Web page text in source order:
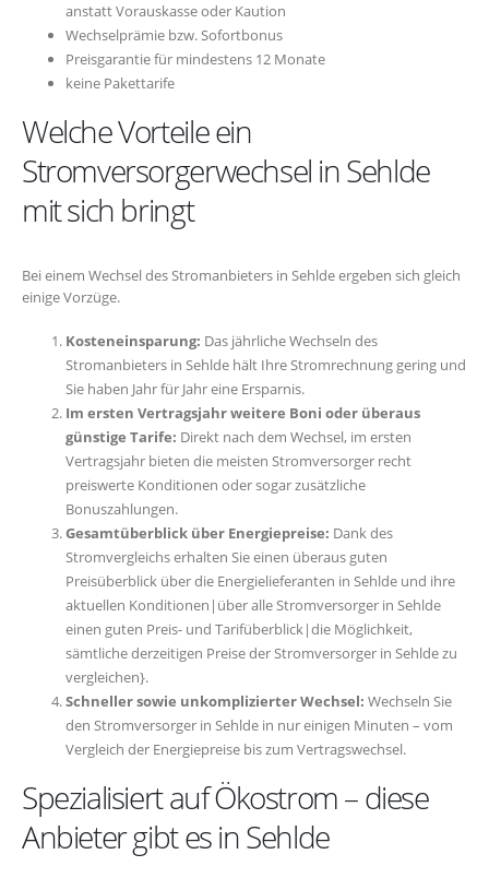
anstatt Vorauskasse oder Kaution
Wechselprämie bzw. Sofortbonus
Preisgarantie für mindestens 12 Monate
keine Pakettarife
Welche Vorteile ein
Stromversorgerwechsel in Sehlde
mit sich bringt
Bei einem Wechsel des Stromanbieters in Sehlde ergeben sich gleich
einige Vorzüge.
Kosteneinsparung: Das jährliche Wechseln des
Stromanbieters in Sehlde hält Ihre Stromrechnung gering und
Sie haben Jahr für Jahr eine Ersparnis.
Im ersten Vertragsjahr weitere Boni oder überaus
günstige Tarife: Direkt nach dem Wechsel, im ersten
Vertragsjahr bieten die meisten Stromversorger recht
preiswerte Konditionen oder sogar zusätzliche
Bonuszahlungen.
Gesamtüberblick über Energiepreise: Dank des
Stromvergleichs erhalten Sie einen überaus guten
Preisüberblick über die Energielieferanten in Sehlde und ihre
aktuellen Konditionen|über alle Stromversorger in Sehlde
einen guten Preis- und Tarifüberblick|die Möglichkeit,
sämtliche derzeitigen Preise der Stromversorger in Sehlde zu
vergleichen}.
Schneller sowie unkomplizierter Wechsel: Wechseln Sie
den Stromversorger in Sehlde in nur einigen Minuten – vom
Vergleich der Energiepreise bis zum Vertragswechsel.
Spezialisiert auf Ökostrom – diese
Anbieter gibt es in Sehlde